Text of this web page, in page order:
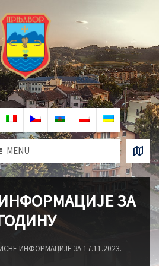
MENU
ЗА
ИНФОРМАЦИЈЕ ЗА 17.11.2023.